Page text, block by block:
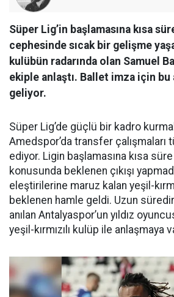
Süper Lig’in başlamasına kısa
cephesinde sıcak bir gelişme
kulübün radarında olan Samuel
ekiple anlaştı. Ballet imza için bu
geliyor.
Süper Lig’de güçlü bir kadro
Amedspor’da transfer çalışmaları
ediyor. Ligin başlamasına kısa
konusunda beklenen çıkışı
eleştirilerine maruz kalan yeşil-
beklenen hamle geldi. Uzun
anılan Antalyaspor’un yıldız
yeşil-kırmızılı kulüp ile anlaşmaya